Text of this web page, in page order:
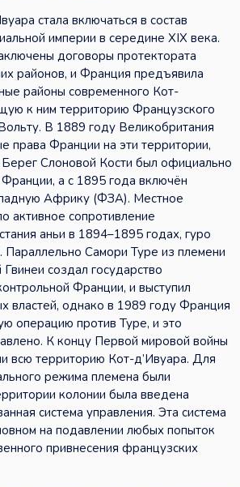
стала включаться в состав
империи в середине XIX века.
договоры протектората
районов, и Франция предъявила
районы современного Кот-
к ним территорию Французского
В 1889 году Великобритания
права Франции на эти территории,
Слоновой Кости был официально
а с 1895 года включён
Африку (ФЗА). Местное
активное сопротивление
аньи в 1894–1895 годах, гуро
Параллельно Самори Туре из племени
создал государство
Франции, и выступил
властей, однако в 1989 году Франция
операцию против Туре, и это
К концу Первой мировой войны
всю территорию Кот-д’Ивуара. Для
режима племена были
колонии была введена
система управления. Эта система
на подавлении любых попыток
привнесения французских